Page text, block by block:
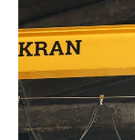
ОТПРАВИТЬ